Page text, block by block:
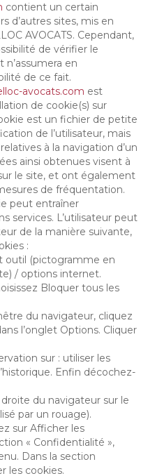
contient un certain
d’autres sites, mis en
AVOCATS. Cependant,
de vérifier le
n’assumera en
de ce fait.
avocats.com est
de cookie(s) sur
est un fichier de petite
de l’utilisateur, mais
à la navigation d’un
ainsi obtenues visent à
le site, et ont également
de fréquentation.
peut entraîner
services. L’utilisateur peut
de la manière suivante,
:
outil (pictogramme en
/ options internet.
Bloquer tous les
du navigateur, cliquez
l’onglet Options. Cliquer
sur : utiliser les
Enfin décochez-
droite du navigateur sur le
par un rouage).
sur Afficher les
« Confidentialité »,
Dans la section
les cookies.